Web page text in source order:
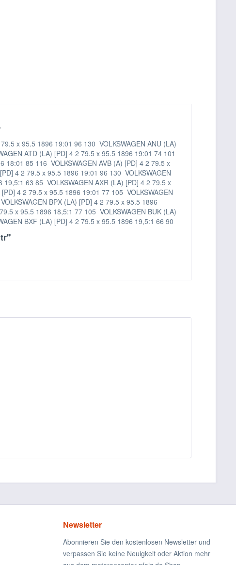
x 95.5 1896 19:01 96 130 VOLKSWAGEN ANU (LA)
ATD (LA) [PD] 4 2 79.5 x 95.5 1896 19:01 74 101
18:01 85 116 VOLKSWAGEN AVB (A) [PD] 4 2 79.5 x
4 2 79.5 x 95.5 1896 19:01 96 130 VOLKSWAGEN
63 85 VOLKSWAGEN AXR (LA) [PD] 4 2 79.5 x
4 2 79.5 x 95.5 1896 19:01 77 105 VOLKSWAGEN
BPX (LA) [PD] 4 2 79.5 x 95.5 1896
x 95.5 1896 18,5:1 77 105 VOLKSWAGEN BUK (LA)
BXF (LA) [PD] 4 2 79.5 x 95.5 1896 19,5:1 66 90
Newsletter
Abonnieren Sie den kostenlosen Newsletter und
verpassen Sie keine Neuigkeit oder Aktion mehr